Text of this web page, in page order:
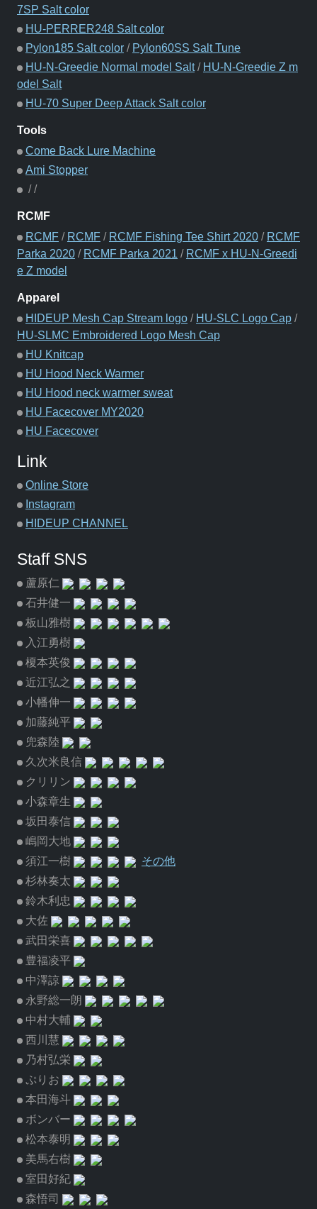
7SP Salt color
HU-PERRER248 Salt color
Pylon185 Salt color / Pylon60SS Salt Tune
HU-N-Greedie Normal model Salt/ HU-N-Greedie Z m
odel Salt
HU-70 Super Deep Attack Salt color
Tools
Come Back Lure Machine
Ami Stopper
//
RCMF
RCMF / RCMF / RCMF Fishing Tee Shirt 2020 / RCMF
Parka 2020 / RCMF Parka 2021 / RCMF x HU-N-Greedi
e Z model
Apparel
HIDEUP Mesh Cap Stream logo / HU-SLC Logo Cap /
HU-SLMC Embroidered Logo Mesh Cap
HU Knitcap
HU Hood Neck Warmer
HU Hood neck warmer sweat
HU Facecover MY2020
HU Facecover
Link
Online Store
Instagram
HIDEUP CHANNEL
Staff SNS
蘆原仁
石井健一
板山雅樹
入江勇樹
榎本英俊
近江弘之
小幡伸一
加藤純平
兜森陸
久次米良信
クリリン
小森章生
坂田泰信
嶋岡大地
須江一樹
その他
杉林奏太
鈴木利忠
大佐
武田栄喜
豊福凌平
中澤諒
永野総一朗
中村大輔
西川慧
乃村弘栄
ぷりお
本田海斗
ボンバー
松本泰明
美馬右樹
室田好紀
森悟司